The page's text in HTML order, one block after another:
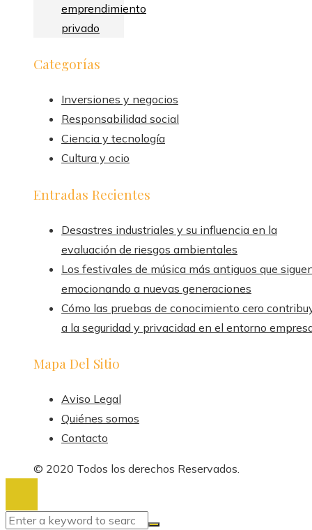
emprendimiento
privado
Categorías
Inversiones y negocios
Responsabilidad social
Ciencia y tecnología
Cultura y ocio
Entradas Recientes
Desastres industriales y su influencia en la
evaluación de riesgos ambientales
Los festivales de música más antiguos que
emocionando a nuevas generaciones
Cómo las pruebas de conocimiento cero
a la seguridad y privacidad en el entorno
Mapa Del Sitio
Aviso Legal
Quiénes somos
Contacto
© 2020 Todos los derechos Reservados.